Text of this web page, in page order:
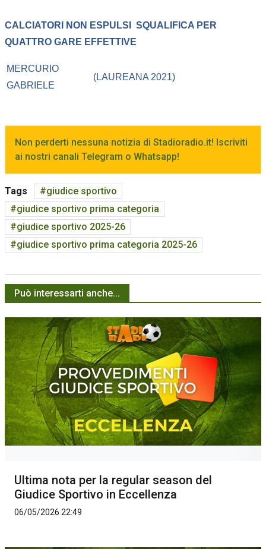
CALCIATORI NON ESPULSI
SQUALIFICA PER
QUATTRO GARE EFFETTIVE
MERCURIO
GABRIELE
(LAUREANA 2021)
Non perderti nessuna notizia di Stadioradio.it! Iscriviti
ai nostri canali Telegram o Whatsapp!
Tags
giudice sportivo
giudice sportivo prima categoria
giudice sportivo 2025-26
giudice sportivo prima categoria 2025-26
Può interessarti anche...
Ultima nota per la regular season del
Giudice Sportivo in Eccellenza
06/05/2026 22:49